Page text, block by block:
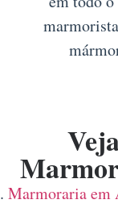
Marmoraria em